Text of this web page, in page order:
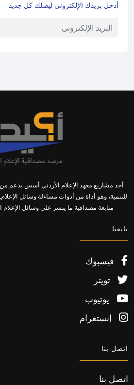
أدخل بريدك الإلكتروني ليصلك كل جديد
أحد مشاريع معهد الإعلام الأردني أسس بدعم
للتنمية، وهو أداة من أدوات مساءلة وسائل
متابعة مصداقية ما ينشر على وسائل الإعلام
تابعنا
فيسبوك
تويتر
يوتيوب
إنستغرام
اتصل بنا
اتصل بنا